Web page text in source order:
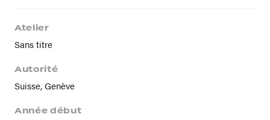
Atelier
Sans titre
Autorité
Suisse, Genève
Année début